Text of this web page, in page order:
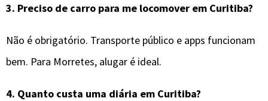
3. Preciso de carro para me locomover em Curitiba?
Não é obrigatório. Transporte público e apps funcionam
bem. Para Morretes, alugar é ideal.
4. Quanto custa uma diária em Curitiba?